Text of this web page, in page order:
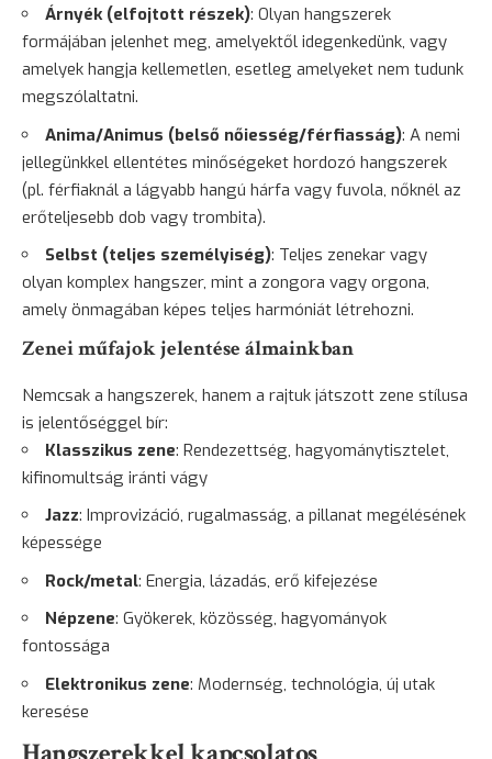
Árnyék (elfojtott részek): Olyan hangszerek
formájában jelenhet meg, amelyektől idegenkedünk, vagy
amelyek hangja kellemetlen, esetleg amelyeket nem tudunk
megszólaltatni.
Anima/Animus (belső nőiesség/férfiasság): A nemi
jellegünkkel ellentétes minőségeket hordozó hangszerek
(pl. férfiaknál a lágyabb hangú hárfa vagy fuvola, nőknél az
erőteljesebb dob vagy trombita).
Selbst (teljes személyiség): Teljes zenekar vagy
olyan komplex hangszer, mint a zongora vagy orgona,
amely önmagában képes teljes harmóniát létrehozni.
Zenei műfajok jelentése álmainkban
Nemcsak a hangszerek, hanem a rajtuk játszott zene stílusa
is jelentőséggel bír:
Klasszikus zene: Rendezettség, hagyománytisztelet,
kifinomultság iránti vágy
Jazz: Improvizáció, rugalmasság, a pillanat megélésének
képessége
Rock/metal: Energia, lázadás, erő kifejezése
Népzene: Gyökerek, közösség, hagyományok
fontossága
Elektronikus zene: Modernség, technológia, új utak
keresése